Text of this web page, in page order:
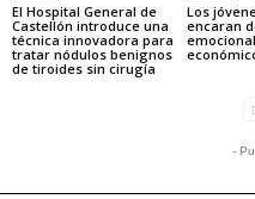
El Hospital General de
Castellón introduce una
técnica innovadora para
tratar nódulos benignos
de tiroides sin cirugía
Los
encaran
-